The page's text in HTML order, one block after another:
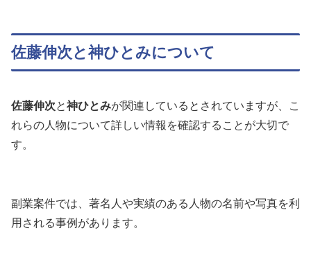
佐藤伸次と神ひとみについて
佐藤伸次と神ひとみが関連しているとされていますが、こ
れらの人物について詳しい情報を確認することが大切で
す。
副業案件では、著名人や実績のある人物の名前や写真を利
用される事例があります。